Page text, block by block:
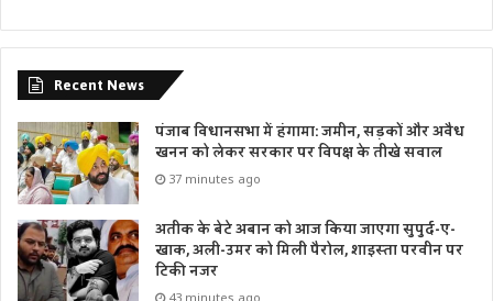
Recent News
पंजाब विधानसभा में हंगामा: जमीन, सड़कों और अवैध
खनन को लेकर सरकार पर विपक्ष के तीखे सवाल
37 minutes ago
अतीक के बेटे अबान को आज किया जाएगा सुपुर्द-ए-
खाक, अली-उमर को मिली पैरोल, शाइस्ता परवीन पर
टिकी नजर
43 minutes ago